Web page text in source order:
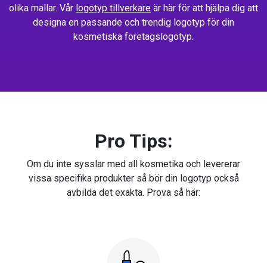
olika mallar. Vår logotyp tillverkare är här för att hjälpa dig att
designa en passande och trendig logotyp för din
kosmetiska företagslogotyp.
Pro Tips:
Om du inte sysslar med all kosmetika och levererar
vissa specifika produkter så bör din logotyp också
avbilda det exakta. Prova så här: